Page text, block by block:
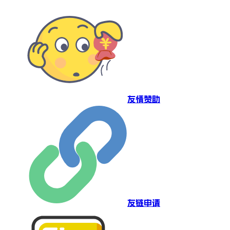
友情赞助
友链申请